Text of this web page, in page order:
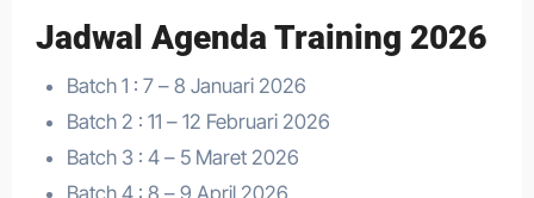
Jadwal Agenda Training 2026
Batch 1 : 7 – 8 Januari 2026
Batch 2 : 11 – 12 Februari 2026
Batch 3 : 4 – 5 Maret 2026
Batch 4 : 8 – 9 April 2026